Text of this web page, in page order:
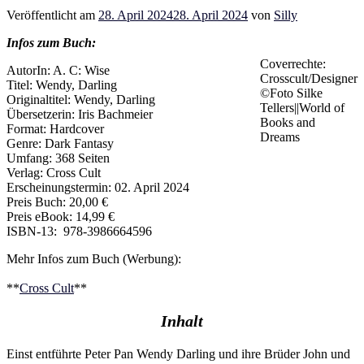
Veröffentlicht am 28. April 202428. April 2024 von Silly
Coverrechte:
Crosscult/Designer
©Foto Silke
Tellers||World of
Books and
Dreams
Infos zum Buch:
AutorIn: A. C: Wise
Titel: Wendy, Darling
Originaltitel: Wendy, Darling
Übersetzerin: Iris Bachmeier
Format: Hardcover
Genre: Dark Fantasy
Umfang: 368 Seiten
Verlag: Cross Cult
Erscheinungstermin: 02. April 2024
Preis Buch: 20,00 €
Preis eBook: 14,99 €
ISBN-13: ‎ 978-3986664596
Mehr Infos zum Buch (Werbung):
**Cross Cult**
Inhalt
Einst entführte Peter Pan Wendy Darling und ihre Brüder John und